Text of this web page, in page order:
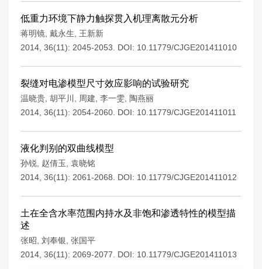
低重力环境下静力触探贯入机理离散元分析
蒋明镜 戴永生
王新新
2014, 36(11): 2045-2053.
DOI: 10.11779/CJGE201411010
裂缝对电渗模型尺寸效应影响的试验研究
温晓贵 胡平川 周建 李一雯
陶燕丽
2014, 36(11): 2054-2060. DOI: 10.11779/CJGE201411011
液化判别的双曲线模型
孙锐 赵倩玉
袁晓铭
2014, 36(11): 2061-2068.
DOI: 10.11779/CJGE201411012
土在全含水率范围内持水及非饱和渗透特性的模型描
述
张昭 刘奉银 张国平
2014, 36(11): 2069-2077.
DOI: 10.11779/CJGE201411013